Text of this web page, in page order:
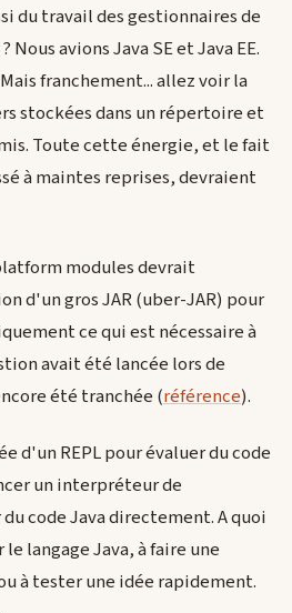
du travail des gestionnaires de
Nous avions Java SE et Java EE.
franchement... allez voir la
stockées dans un répertoire et
Toute cette énergie, et le fait
à maintes reprises, devraient
modules devrait
d'un gros JAR (uber-JAR) pour
ce qui est nécessaire à
avait été lancée lors de
été tranchée (référence).
d'un REPL pour évaluer du code
un interpréteur de
code Java directement. A quoi
langage Java, à faire une
à tester une idée rapidement.